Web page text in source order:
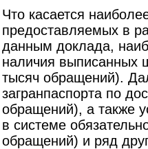
Что касается
предоставляемых в
данным доклада,
наличия выписанных
тысяч обращений).
загранпаспорта по
обращений), а также
в системе
обращений) и ряд